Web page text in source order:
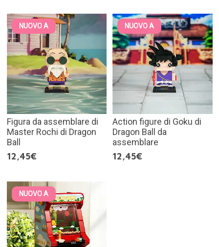
NUOVO A
Figura da assemblare di
Master Rochi di Dragon
Ball
12,45€
NUOVO A
Action figure di Goku di
Dragon Ball da
assemblare
12,45€
NUOVO A